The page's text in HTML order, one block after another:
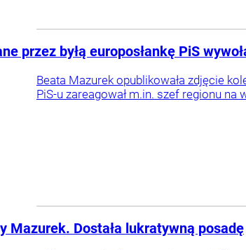
przez byłą europosłankę PiS
Beata Mazurek opublikowała zdjęcie
PiS-u zareagował m.in. szef regionu
Mazurek. Dostała lukratywną posadę